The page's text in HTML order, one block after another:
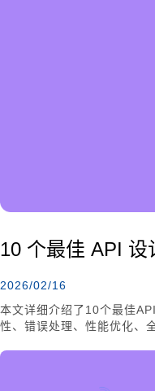
10 个最佳 API 设
2026/02/16
本文详细介绍了10个最佳
性、错误处理、性能优化、